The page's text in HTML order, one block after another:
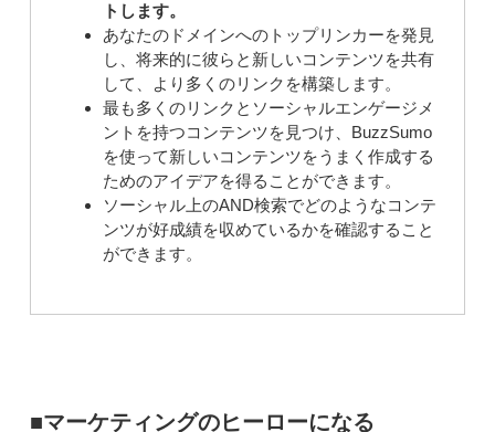
トします。
あなたのドメインへのトップリンカーを発見
し、将来的に彼らと新しいコンテンツを共有
して、より多くのリンクを構築します。
最も多くのリンクとソーシャルエンゲージメ
ントを持つコンテンツを見つけ、BuzzSumo
を使って新しいコンテンツをうまく作成する
ためのアイデアを得ることができます。
ソーシャル上のAND検索でどのようなコンテ
ンツが好成績を収めているかを確認すること
ができます。
■マーケティングのヒーローになる